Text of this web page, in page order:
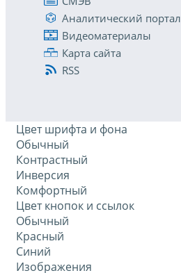
Аналитический портал
Видеоматериалы
Карта сайта
RSS
Цвет шрифта и фона
Обычный
Контрастный
Инверсия
Комфортный
Цвет кнопок и ссылок
Обычный
Красный
Синий
Изображения